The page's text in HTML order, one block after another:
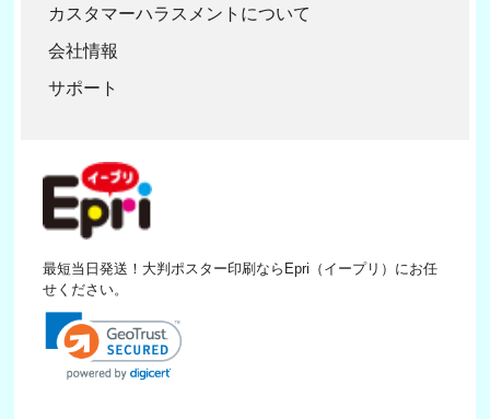
カスタマーハラスメントについて
会社情報
サポート
最短当日発送！大判ポスター印刷ならEpri（イープリ）にお任
せください。